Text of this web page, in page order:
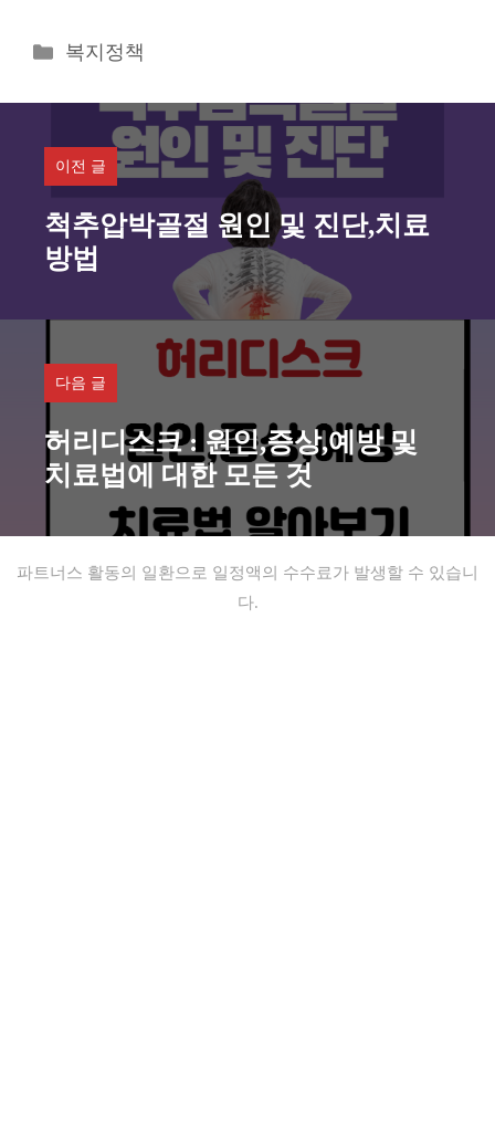
카
고
복지정책
이전 글
척추압박골절 원인 및 진단,치료
방법
다음 글
허리디스크 : 원인,증상,예방 및
치료법에 대한 모든 것
파트너스 활동의 일환으로 일정액의 수수료가 발생할 수 있습니
다.